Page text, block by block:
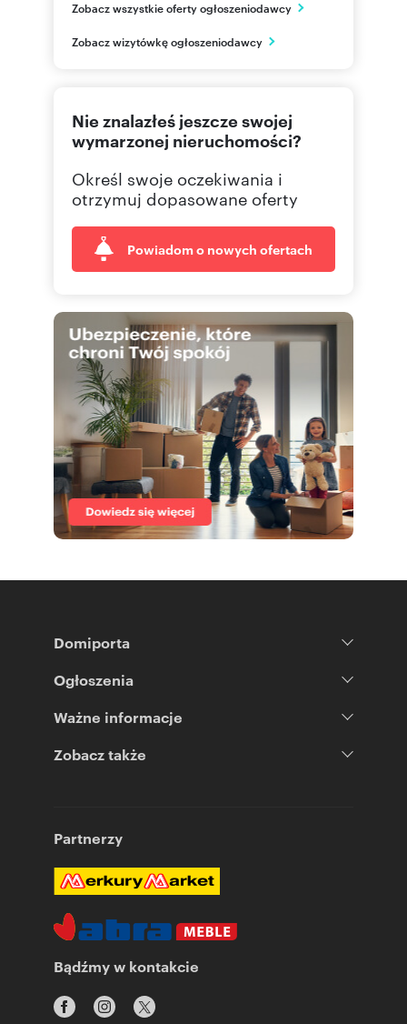
Al. Rzeczypospolitej 1
mazowieckie
(22) 4 Pokaż fax
Zobacz wszystkie oferty ogłoszeniodawcy
Zobacz wizytówkę ogłoszeniodawcy
Nie znalazłeś jeszcze swojej
wymarzonej nieruchomości?
Określ swoje oczekiwania i
otrzymuj dopasowane oferty
Powiadom o nowych ofertach
Domiporta
Ogłoszenia
Ważne informacje
Zobacz także
Partnerzy
Bądźmy w kontakcie